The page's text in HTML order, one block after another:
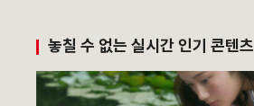
놓칠 수 없는 실시간 인기 콘텐츠